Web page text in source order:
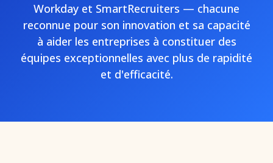
Workday et SmartRecruiters — chacune
reconnue pour son innovation et sa capacité
à aider les entreprises à constituer des
équipes exceptionnelles avec plus de rapidité
et d'efficacité.